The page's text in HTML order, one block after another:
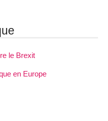
le Brexit
en Europe